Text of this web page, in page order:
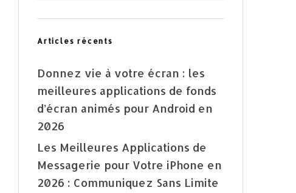
Articles récents
Donnez vie à votre écran : les
meilleures applications de fonds
d’écran animés pour Android en
2026
Les Meilleures Applications de
Messagerie pour Votre iPhone en
2026 : Communiquez Sans Limite